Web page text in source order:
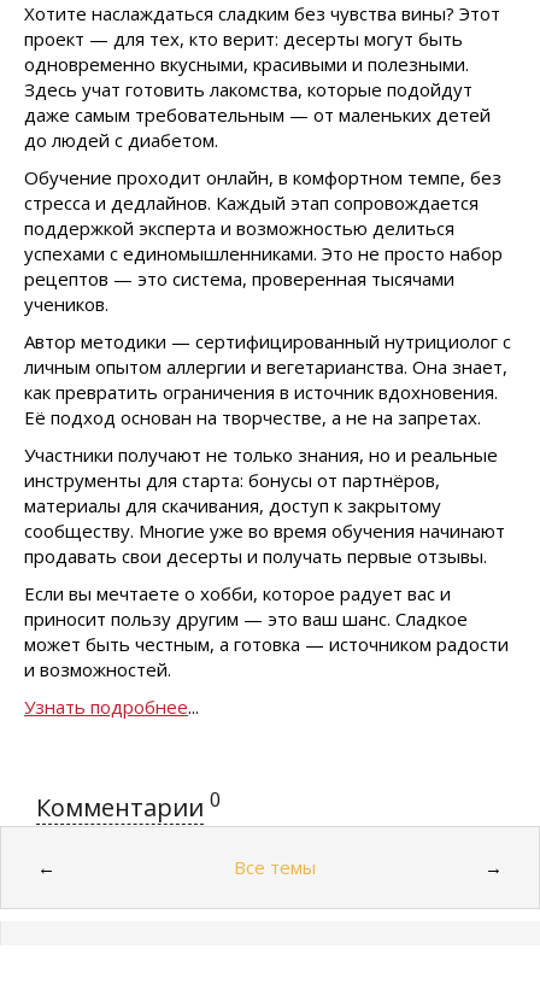
Хотите наслаждаться сладким без чувства вины? Этот
проект — для тех, кто верит: десерты могут быть
одновременно вкусными, красивыми и полезными.
Здесь учат готовить лакомства, которые подойдут
даже самым требовательным — от маленьких детей
до людей с диабетом.
Обучение проходит онлайн, в комфортном темпе, без
стресса и дедлайнов. Каждый этап сопровождается
поддержкой эксперта и возможностью делиться
успехами с единомышленниками. Это не просто набор
рецептов — это система, проверенная тысячами
учеников.
Автор методики — сертифицированный нутрициолог с
личным опытом аллергии и вегетарианства. Она знает,
как превратить ограничения в источник вдохновения.
Её подход основан на творчестве, а не на запретах.
Участники получают не только знания, но и реальные
инструменты для старта: бонусы от партнёров,
материалы для скачивания, доступ к закрытому
сообществу. Многие уже во время обучения начинают
продавать свои десерты и получать первые отзывы.
Если вы мечтаете о хобби, которое радует вас и
приносит пользу другим — это ваш шанс. Сладкое
может быть честным, а готовка — источником радости
и возможностей.
Узнать подробнее...
Комментарии 0
← Все темы →